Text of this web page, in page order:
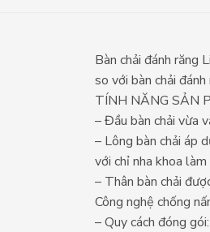
Bàn chải đánh răng
so với bàn chải
TÍNH NĂNG SẢN
– Đầu bàn chải vừa
– Lông bàn chải áp
với chỉ nha khoa
– Thân bàn chải
Công nghệ chống
– Quy cách đóng